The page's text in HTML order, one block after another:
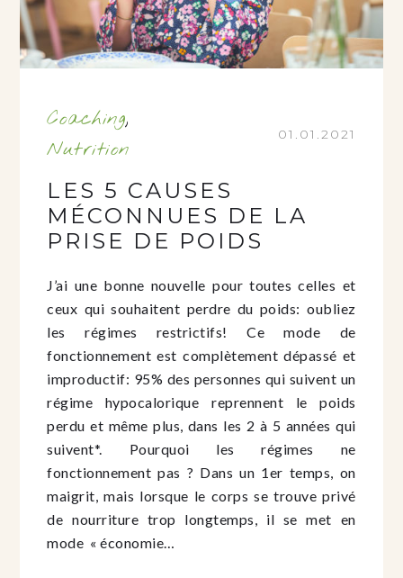
Coaching,
Nutrition
01.01.2021
LES 5 CAUSES
MÉCONNUES DE LA
PRISE DE POIDS
J’ai une bonne nouvelle pour toutes celles et
ceux qui souhaitent perdre du poids: oubliez
les régimes restrictifs! Ce mode de
fonctionnement est complètement dépassé et
improductif: 95% des personnes qui suivent un
régime hypocalorique reprennent le poids
perdu et même plus, dans les 2 à 5 années qui
suivent*. Pourquoi les régimes ne
fonctionnement pas ? Dans un 1er temps, on
maigrit, mais lorsque le corps se trouve privé
de nourriture trop longtemps, il se met en
mode « économie…